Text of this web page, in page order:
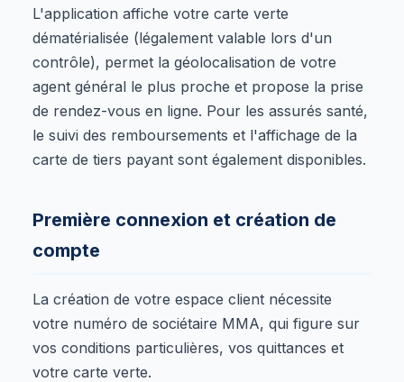
L'application affiche votre carte verte
dématérialisée (légalement valable lors d'un
contrôle), permet la géolocalisation de votre
agent général le plus proche et propose la prise
de rendez-vous en ligne. Pour les assurés santé,
le suivi des remboursements et l'affichage de la
carte de tiers payant sont également disponibles.
Première connexion et création de
compte
La création de votre espace client nécessite
votre numéro de sociétaire MMA, qui figure sur
vos conditions particulières, vos quittances et
votre carte verte.